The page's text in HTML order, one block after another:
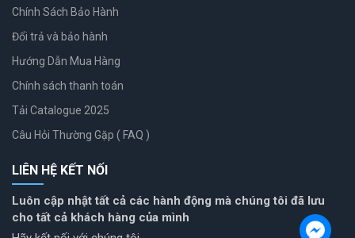
Chính Sách Bảo Hành
Đổi trả và bảo hành
Hướng Dẫn Mua Hàng
Chính sách thanh toán
Tải Catalogue 2025
Câu Hỏi Thường Gặp ( FAQ )
LIÊN HỆ KẾT NỐI
Luôn cập nhật tất cả các hành động mà chúng tôi đã lưu
cho tất cả khách hàng của mình